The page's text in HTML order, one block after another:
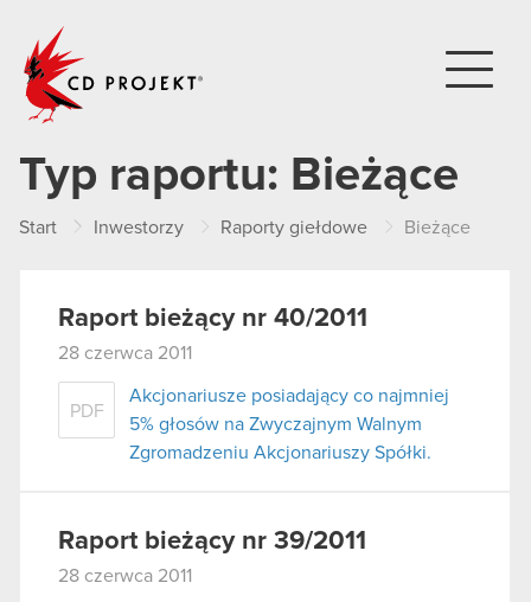
Typ raportu: Bieżące
Start Inwestorzy Raporty giełdowe Bieżące
Raport bieżący nr 40/2011
28 czerwca 2011
PDF
Akcjonariusze posiadający co najmniej
5% głosów na Zwyczajnym Walnym
Zgromadzeniu Akcjonariuszy Spółki.
Raport bieżący nr 39/2011
28 czerwca 2011